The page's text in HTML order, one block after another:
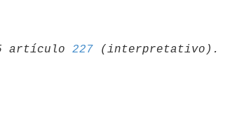
artículo 227